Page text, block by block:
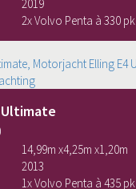
2019
2x Volvo Penta à 330 pk
Ultimate
14,99m x4,25m x1,20m
2013
1x Volvo Penta à 435 pk